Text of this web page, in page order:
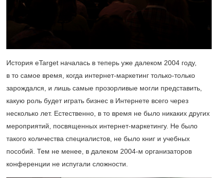
История eTarget началась в теперь уже далеком 2004 году,
в то самое время, когда интернет-маркетинг только-только
зарождался, и лишь самые прозорливые могли представить,
какую роль будет играть бизнес в Интернете всего через
несколько лет. Естественно, в то время не было никаких других
мероприятий, посвященных интернет-маркетингу. Не было
такого количества специалистов, не было книг и учебных
пособий. Тем не менее, в далеком 2004-м организаторов
конференции не испугали сложности.